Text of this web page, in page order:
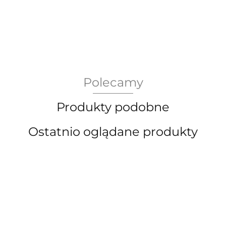
Bergdala Glasbruk
Polecamy
Produkty podobne
Ostatnio oglądane produkty